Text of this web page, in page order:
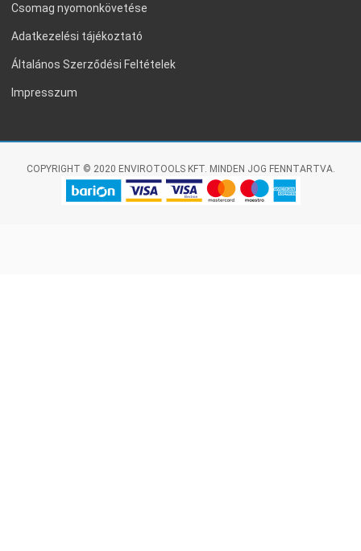
Csomag nyomonkövetése
Adatkezelési tájékoztató
Általános Szerződési Feltételek
Impresszum
COPYRIGHT © 2020 ENVIROTOOLS KFT. MINDEN JOG FENNTARTVA.